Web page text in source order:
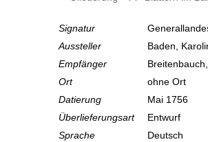
Signatur
Aussteller
Baden,
Empfänger
Ort
ohne Ort
Datierung
Mai 1756
Überlieferungsart
Entwurf
Sprache
Deutsch